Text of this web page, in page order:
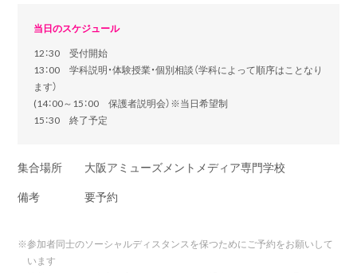
当日のスケジュール
12：30 受付開始
13：00 学科説明・体験授業・個別相談（学科によって順序はことなり
ます）
(14：00～15：00 保護者説明会）※当日希望制
15：30 終了予定
集合場所
大阪アミューズメントメディア専門学校
備考
要予約
※参加者同士のソーシャルディスタンスを保つためにご予約をお願いして
います